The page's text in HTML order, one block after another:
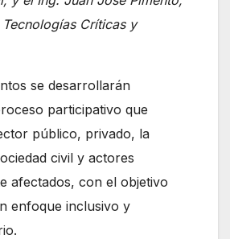
Críticas y
se desarrollarán
participativo que
público, privado, la
civil y actores
afectados, con el objetivo
enfoque inclusivo y